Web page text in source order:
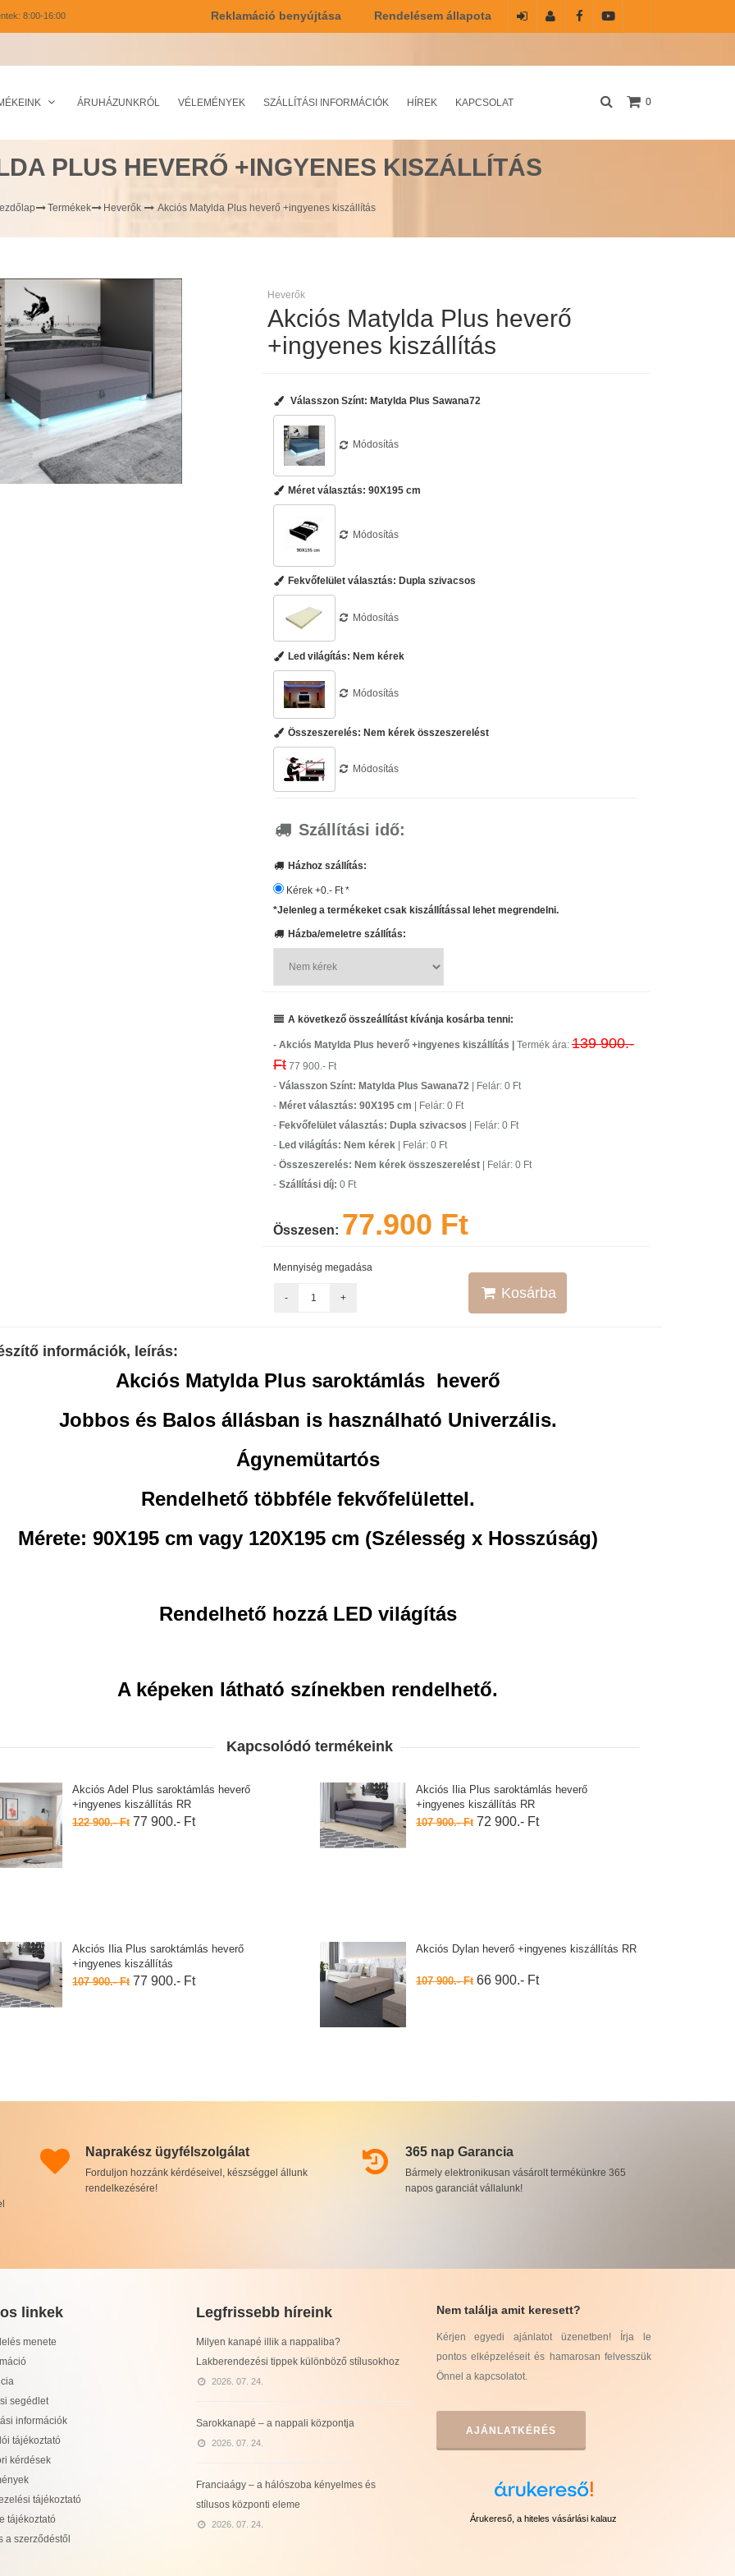
8:00-16:00 Rendelésem állapota
Reklamáció benyújtása
0
ÁRUHÁZUNKRÓL VÉLEMÉNYEK SZÁLLÍTÁSI INFORMÁCIÓK HÍREK KAPCSOLAT
PLUS HEVERŐ +INGYENES KISZÁLLÍTÁS
Termékek Heverők Akciós Matylda Plus heverő +ingyenes kiszállítás
Heverők
Akciós Matylda Plus heverő
+ingyenes kiszállítás
Válasszon Színt: Matylda Plus Sawana72
Módosítás
Méret választás: 90X195 cm
Módosítás
Fekvőfelület választás: Dupla szivacsos
Módosítás
Led világítás: Nem kérek
Módosítás
Összeszerelés: Nem kérek összeszerelést
Módosítás
Szállítási idő:
Házhoz szállítás:
Kérek +0.- Ft *
*Jelenleg a termékeket csak kiszállítással lehet megrendelni.
Házba/emeletre szállítás:
A következő összeállítást kívánja kosárba tenni:
- Akciós Matylda Plus heverő +ingyenes kiszállítás | Termék ára: 139 900.-
Ft77 900.- Ft
- Válasszon Színt: Matylda Plus Sawana72| Felár: 0 Ft
- Méret választás: 90X195 cm | Felár: 0 Ft
- Fekvőfelület választás: Dupla szivacsos | Felár: 0 Ft
- Led világítás: Nem kérek| Felár: 0 Ft
- Összeszerelés: Nem kérek összeszerelést| Felár: 0 Ft
- Szállítási díj: 0 Ft
Összesen: 77.900 Ft
Mennyiség megadása
Kosárba
információk, leírás:
Akciós Matylda Plus saroktámlás heverő
Jobbos és Balos állásban is használható Univerzális.
Ágynemütartós
Rendelhető többféle fekvőfelülettel.
Mérete: 90X195 cm vagy 120X195 cm (Szélesség x Hosszúság)
Rendelhető hozzá LED világítás
A képeken látható színekben rendelhető.
Kapcsolódó termékeink
Akciós Adel Plus saroktámlás heverő
+ingyenes kiszállítás RR
122 900.- Ft77 900.- Ft
Akciós Ilia Plus saroktámlás heverő
+ingyenes kiszállítás RR
107 900.- Ft72 900.- Ft
Akciós Ilia Plus saroktámlás heverő
+ingyenes kiszállítás
107 900.- Ft77 900.- Ft
Akciós Dylan heverő +ingyenes kiszállítás RR
107 900.- Ft66 900.- Ft
Naprakész ügyfélszolgálat
Forduljon hozzánk kérdéseivel, készséggel állunk
rendelkezésére!
365 nap Garancia
Bármely elektronikusan vásárolt termékünkre 365
napos garanciát vállalunk!
linkek
menete
segédlet
információk
tájékoztató
kérdések
tájékoztató
tájékoztató
a szerződéstől
Legfrissebb híreink
Milyen kanapé illik a nappaliba?
Lakberendezési tippek különböző stílusokhoz
2026. 07. 24.
Sarokkanapé – a nappali központja
2026. 07. 24.
Franciaágy – a hálószoba kényelmes és
stílusos központi eleme
2026. 07. 24.
Nem találja amit keresett?
Kérjen egyedi ajánlatot üzenetben! Írja le
pontos elképzeléseit és hamarosan felvesszük
Önnel a kapcsolatot.
AJÁNLATKÉRÉS
Árukereső, a hiteles vásárlási kalauz